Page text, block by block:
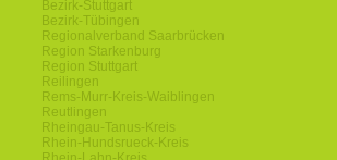
Bezirk-Stuttgart
Bezirk-Tübingen
Regionalverband Saarbrücken
Region Starkenburg
Region Stuttgart
Reilingen
Rems-Murr-Kreis-Waiblingen
Reutlingen
Rheingau-Tanus-Kreis
Rhein-Hundsrueck-Kreis